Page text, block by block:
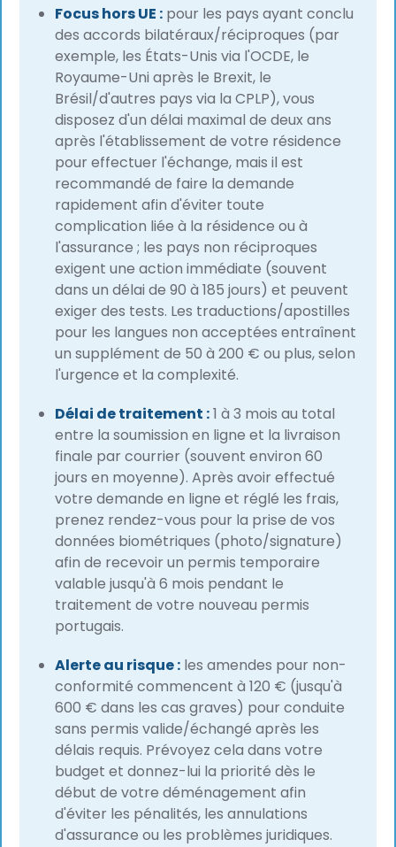
Focus hors UE : pour les pays ayant conclu
des accords bilatéraux/réciproques (par
exemple, les États-Unis via l'OCDE, le
Royaume-Uni après le Brexit, le
Brésil/d'autres pays via la CPLP), vous
disposez d'un délai maximal de deux ans
après l'établissement de votre résidence
pour effectuer l'échange, mais il est
recommandé de faire la demande
rapidement afin d'éviter toute
complication liée à la résidence ou à
l'assurance ; les pays non réciproques
exigent une action immédiate (souvent
dans un délai de 90 à 185 jours) et peuvent
exiger des tests. Les traductions/apostilles
pour les langues non acceptées entraînent
un supplément de 50 à 200 € ou plus, selon
l'urgence et la complexité.
Délai de traitement :1 à 3 mois au total
entre la soumission en ligne et la livraison
finale par courrier (souvent environ 60
jours en moyenne). Après avoir effectué
votre demande en ligne et réglé les frais,
prenez rendez-vous pour la prise de vos
données biométriques (photo/signature)
afin de recevoir un permis temporaire
valable jusqu'à 6 mois pendant le
traitement de votre nouveau permis
portugais.
Alerte au risque : les amendes pour non-
conformité commencent à 120 € (jusqu'à
600 € dans les cas graves) pour conduite
sans permis valide/échangé après les
délais requis. Prévoyez cela dans votre
budget et donnez-lui la priorité dès le
début de votre déménagement afin
d'éviter les pénalités, les annulations
d'assurance ou les problèmes juridiques.